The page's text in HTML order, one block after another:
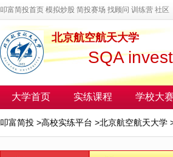
叩富简投首页 模拟炒股 简投赛场 找顾问 训练营 社区
北京航空航天大学
SQA
大学首页 实练课程 学校大赛
叩富简投 >高校实练平台 >北京航空航天大学